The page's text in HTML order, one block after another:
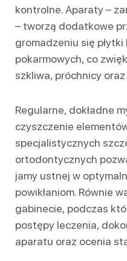
kontrolne. Aparaty –
– tworzą dodatkowe
gromadzeniu się
pokarmowych, co
szkliwa, próchnicy
Regularne, dokładne
czyszczenie
specjalistycznych
ortodontycznych
jamy ustnej w
powikłaniom. Równie
gabinecie, podczas
postępy leczenia,
aparatu oraz ocenia